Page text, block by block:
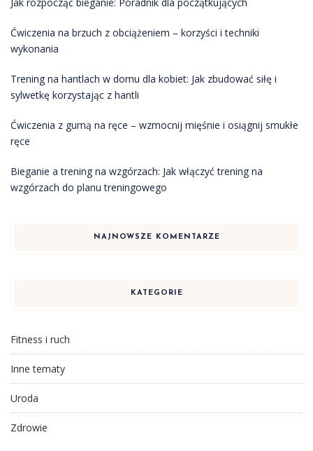
Ćwiczenia na brzuch z obciążeniem – korzyści i techniki
wykonania
Trening na hantlach w domu dla kobiet: Jak zbudować siłę i
sylwetkę korzystając z hantli
Ćwiczenia z gumą na ręce – wzmocnij mięśnie i osiągnij smukłe
ręce
Bieganie a trening na wzgórzach: Jak włączyć trening na
wzgórzach do planu treningowego
NAJNOWSZE KOMENTARZE
KATEGORIE
Fitness i ruch
Inne tematy
Uroda
Zdrowie